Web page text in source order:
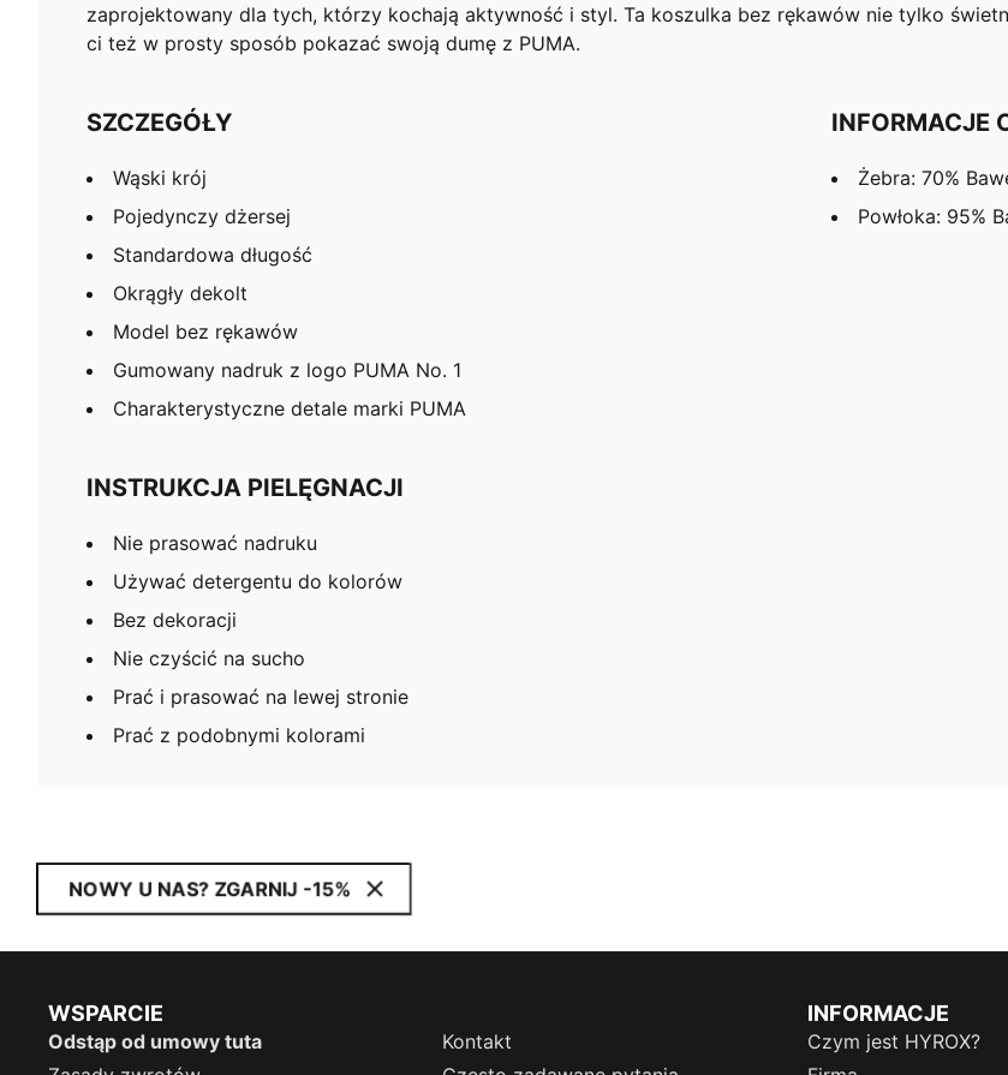
zaprojektowany dla tych, którzy kochają aktywność i styl. Ta koszulka bez rękawów nie tylko
ci też w prosty sposób pokazać swoją dumę z PUMA.
SZCZEGÓŁY
Wąski krój
Pojedynczy dżersej
Standardowa długość
Okrągły dekolt
Model bez rękawów
Gumowany nadruk z logo PUMA No. 1
Charakterystyczne detale marki PUMA
INFORMACJE
Żebra: 70%
Powłoka: 95%
INSTRUKCJA PIELĘGNACJI
Nie prasować nadruku
Używać detergentu do kolorów
Bez dekoracji
Nie czyścić na sucho
Prać i prasować na lewej stronie
Prać z podobnymi kolorami
NOWY U NAS? ZGARNIJ -15%
WSPARCIE
Odstąp od umowy tuta
Kontakt
INFORMACJE
Czym jest HYROX?